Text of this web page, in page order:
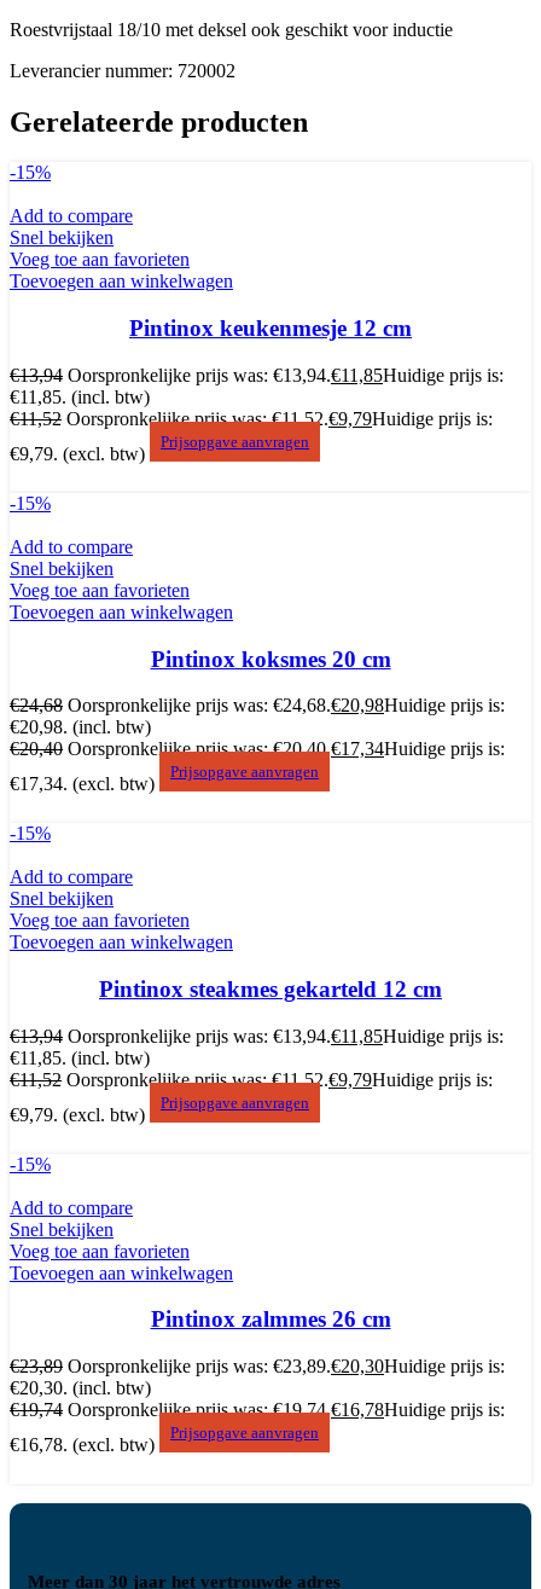
Roestvrijstaal 18/10 met deksel ook geschikt voor inductie
Leverancier nummer: 720002
Gerelateerde producten
-15%
Add to compare
Snel bekijken
Voeg toe aan favorieten
Toevoegen aan winkelwagen
Pintinox keukenmesje 12 cm
€13,94 Oorspronkelijke prijs was: €13,94.€11,85Huidige prijs is:
€11,85. (incl. btw)
€11,52 Oorspronkelijke prijs was: €11,52.€9,79Huidige prijs is:
€9,79. (excl. btw)
Prijsopgave aanvragen
-15%
Add to compare
Snel bekijken
Voeg toe aan favorieten
Toevoegen aan winkelwagen
Pintinox koksmes 20 cm
€24,68 Oorspronkelijke prijs was: €24,68.€20,98Huidige prijs is:
€20,98. (incl. btw)
€20,40 Oorspronkelijke prijs was: €20,40.€17,34Huidige prijs is:
€17,34. (excl. btw)
Prijsopgave aanvragen
-15%
Add to compare
Snel bekijken
Voeg toe aan favorieten
Toevoegen aan winkelwagen
Pintinox steakmes gekarteld 12 cm
€13,94 Oorspronkelijke prijs was: €13,94.€11,85Huidige prijs is:
€11,85. (incl. btw)
€11,52 Oorspronkelijke prijs was: €11,52.€9,79Huidige prijs is:
€9,79. (excl. btw)
Prijsopgave aanvragen
-15%
Add to compare
Snel bekijken
Voeg toe aan favorieten
Toevoegen aan winkelwagen
Pintinox zalmmes 26 cm
€23,89 Oorspronkelijke prijs was: €23,89.€20,30Huidige prijs is:
€20,30. (incl. btw)
€19,74 Oorspronkelijke prijs was: €19,74.€16,78Huidige prijs is:
€16,78. (excl. btw)
Prijsopgave aanvragen
Meer dan 30 jaar het vertrouwde adres